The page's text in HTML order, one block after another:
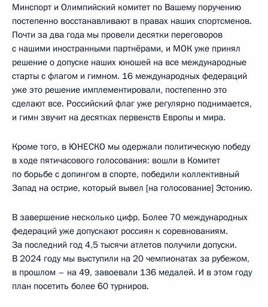
Минспорт и Олимпийский комитет по Вашему поручению
постепенно восстанавливают в правах наших спортсменов.
Почти за два года мы провели десятки переговоров
с нашими иностранными партнёрами, и МОК уже принял
решение о допуске наших юношей на все международные
старты с флагом и гимном. 16 международных федераций
уже это решение имплементировали, постепенно это
сделают все. Российский флаг уже регулярно поднимается,
и гимн звучит на десятках первенств Европы и мира.
Кроме того, в ЮНЕСКО мы одержали политическую победу
в ходе пятичасового голосования: вошли в Комитет
по борьбе с допингом в спорте, победили коллективный
Запад на острие, который вывел [на голосование] Эстонию.
В завершение несколько цифр. Более 70 международных
федераций уже допускают россиян к соревнованиям.
За последний год 4,5 тысячи атлетов получили допуски.
В 2024 году мы выступили на 20 чемпионатах за рубежом,
в прошлом – на 49, завоевали 136 медалей. И в этом году
план посетить более 60 турниров.